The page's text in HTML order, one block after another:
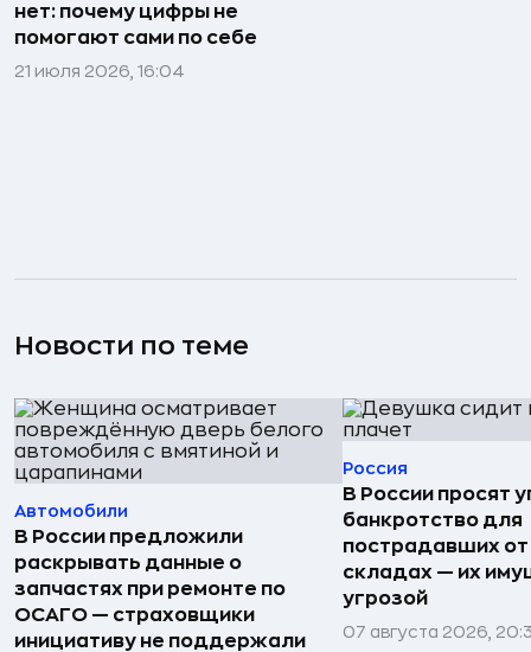
нет: почему цифры не
помогают сами по себе
21 июля 2026, 16:04
Новости по теме
Автомобили
В России предложили
раскрывать данные о
запчастях при ремонте по
ОСАГО — страховщики
инициативу не поддержали
Россия
В России просят
банкротство для
пострадавших
складах — их
угрозой
07 августа 2026,